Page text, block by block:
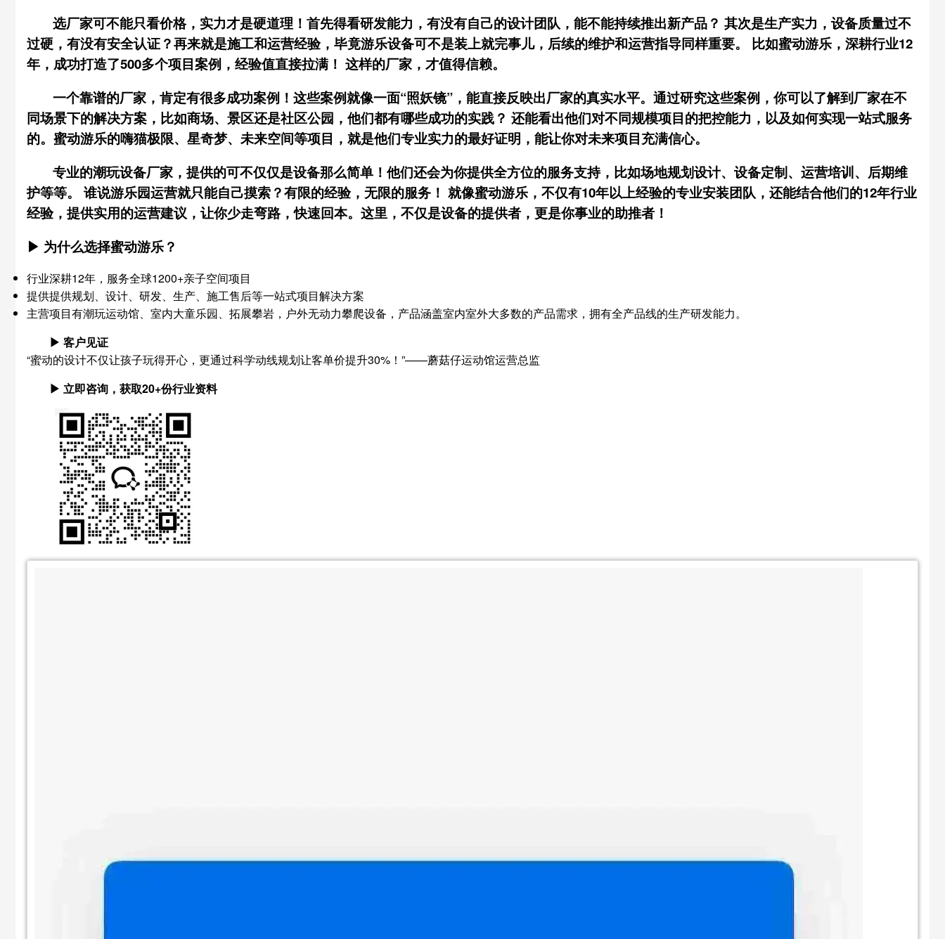
选厂家可不能只看价格，实力才是硬道理！首先得看研发能力，有没有自己的设计团队，能不能持续推出新产品？ 其次是生产实力，设备质量过不
过硬，有没有安全认证？再来就是施工和运营经验，毕竟游乐设备可不是装上就完事儿，后续的维护和运营指导同样重要。 比如蜜动游乐，深耕行业12
年，成功打造了500多个项目案例，经验值直接拉满！ 这样的厂家，才值得信赖。
一个靠谱的厂家，肯定有很多成功案例！这些案例就像一面“照妖镜”，能直接反映出厂家的真实水平。通过研究这些案例，你可以了解到厂家在不
同场景下的解决方案，比如商场、景区还是社区公园，他们都有哪些成功的实践？ 还能看出他们对不同规模项目的把控能力，以及如何实现一站式服务
的。蜜动游乐的嗨猫极限、星奇梦、未来空间等项目，就是他们专业实力的最好证明，能让你对未来项目充满信心。
专业的潮玩设备厂家，提供的可不仅仅是设备那么简单！他们还会为你提供全方位的服务支持，比如场地规划设计、设备定制、运营培训、后期维
护等等。 谁说游乐园运营就只能自己摸索？有限的经验，无限的服务！ 就像蜜动游乐，不仅有10年以上经验的专业安装团队，还能结合他们的12年行业
经验，提供实用的运营建议，让你少走弯路，快速回本。这里，不仅是设备的提供者，更是你事业的助推者！
▶ 为什么选择蜜动游乐？
行业深耕12年，服务全球1200+亲子空间项目
提供提供规划、设计、研发、生产、施工售后等一站式项目解决方案
主营项目有潮玩运动馆、室内大童乐园、拓展攀岩，户外无动力攀爬设备，产品涵盖室内室外大多数的产品需求，拥有全产品线的生产研发能力。
▶ 客户见证
“蜜动的设计不仅让孩子玩得开心，更通过科学动线规划让客单价提升30%！”——蘑菇仔运动馆运营总监
▶ 立即咨询，获取20+份行业资料